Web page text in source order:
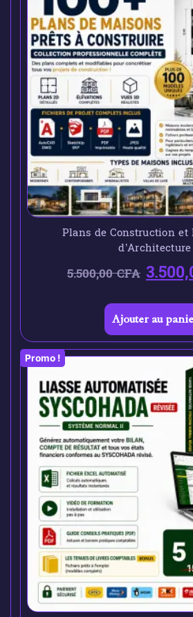
Plans de Construction et
d’Architecture
5.500,00CFA
Ajouter au
Promo !